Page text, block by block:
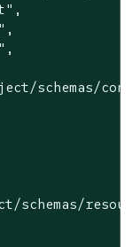
,
,
,
schemas/
schemas/